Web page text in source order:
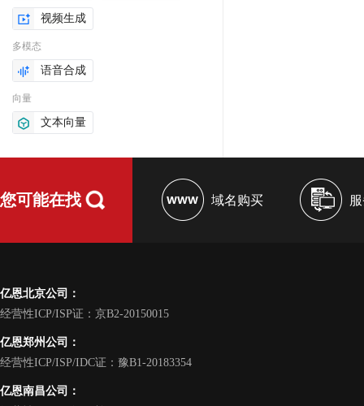
视频生成
多模态
语音合成
向量
文本向量
您可能在找 域名购买
亿恩北京公司：
经营性ICP/ISP证：京B2-20150015
亿恩郑州公司：
经营性ICP/ISP/IDC证：豫B1-20183354
亿恩南昌公司：